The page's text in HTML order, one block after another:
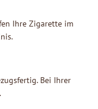
Ihre Zigarette im
Bei Ihrer